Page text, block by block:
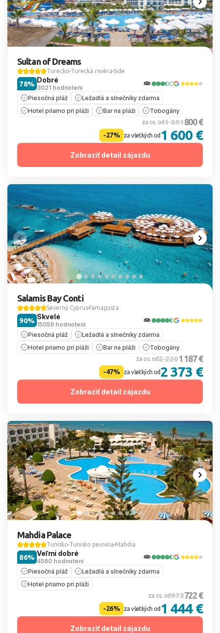
Sultan of Dreams
Turecko Turecká riviéra Side
Dobré
3021 hodnotení
78%
Piesočná pláž
Ležadlá a slnečníky zdarma
Hotel priamo pri pláži
Bar na pláži Tobogány
za os. od1 091800 €
-27% za všetkých od 1 600 €
Zobraziť detail zájazdu
Salamis Bay Conti
Severný Cyprus Famagusta
Skvelé
15059 hodnotení
90%
Piesočná pláž
Ležadlá a slnečníky zdarma
Hotel priamo pri pláži
Bar na pláži Tobogány
za os. od2 2201 187 €
-47% za všetkých od2 373 €
Zobraziť detail zájazdu
Mahdia Palace
Tunisko Tunisko pevnina Mahdia
Veľmi dobré
4560 hodnotení
86%
Piesočná pláž
Ležadlá a slnečníky zdarma
Hotel priamo pri pláži
za os. od973722 €
-26% za všetkých od 1 444 €
Zobraziť detail zájazdu